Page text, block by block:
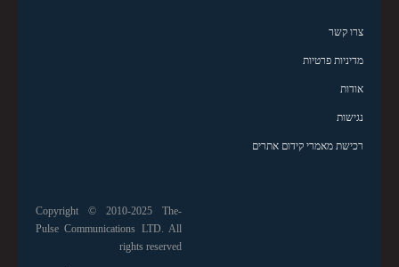
צרו קשר
מדיניות פרטיות
אודות
נגישות
רכישת מאמרי קידום אתרים
Copyright © 2010-2025 The-
Pulse Communications LTD. All
rights reserved